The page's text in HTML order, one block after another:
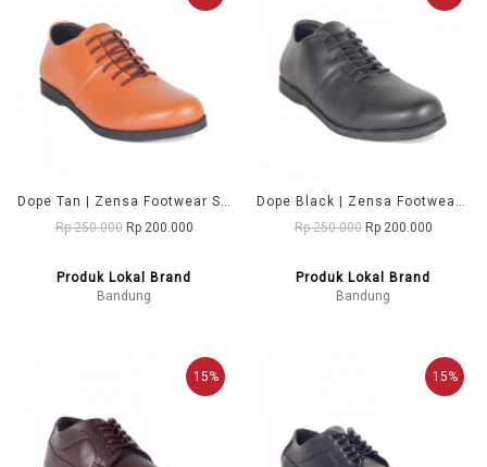
Dope Tan | Zensa Footwear Sepatu Formal Pria Pantofel Shoes
Rp 250.000 Rp 200.000
Produk Lokal Brand
Bandung
Dope Black | Zensa Footwear Sepatu Formal Pria Pantofel Shoes
Rp 250.000 Rp 200.000
Produk Lokal Brand
Bandung
15% 15%